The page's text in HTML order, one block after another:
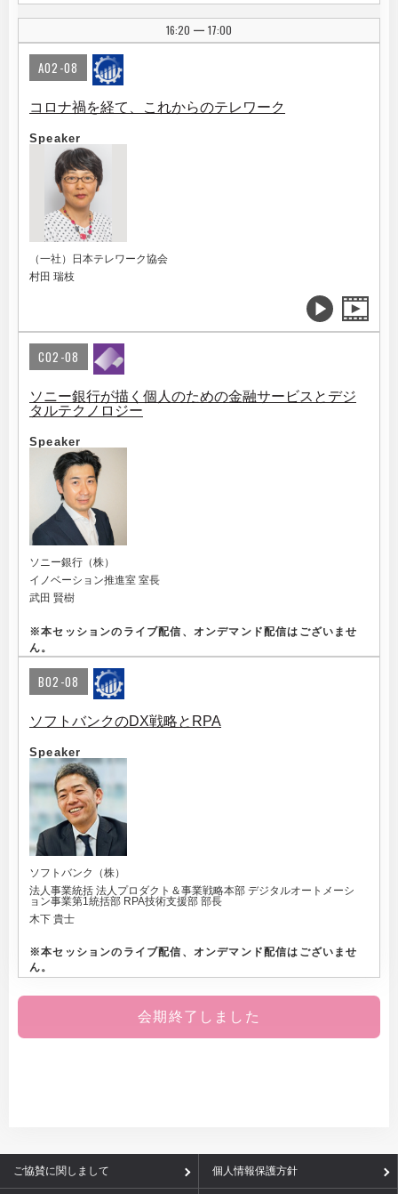
16:20 | 17:00
A02-08
コロナ禍を経て、これからのテレワーク
Speaker
（一社）日本テレワーク協会
村田 瑞枝
C02-08
ソニー銀行が描く個人のための金融サービスとデジ
タルテクノロジー
Speaker
ソニー銀行（株）
イノベーション推進室 室長
武田 賢樹
※本セッションのライブ配信、オンデマンド配信はございませ
ん。
B02-08
ソフトバンクのDX戦略とRPA
Speaker
ソフトバンク（株）
法人事業統括 法人プロダクト＆事業戦略本部 デジタルオートメーシ
ョン事業第1統括部 RPA技術支援部 部長
木下 貴士
※本セッションのライブ配信、オンデマンド配信はございませ
ん。
会期終了しました
ご協賛に関しまして 個人情報保護方針